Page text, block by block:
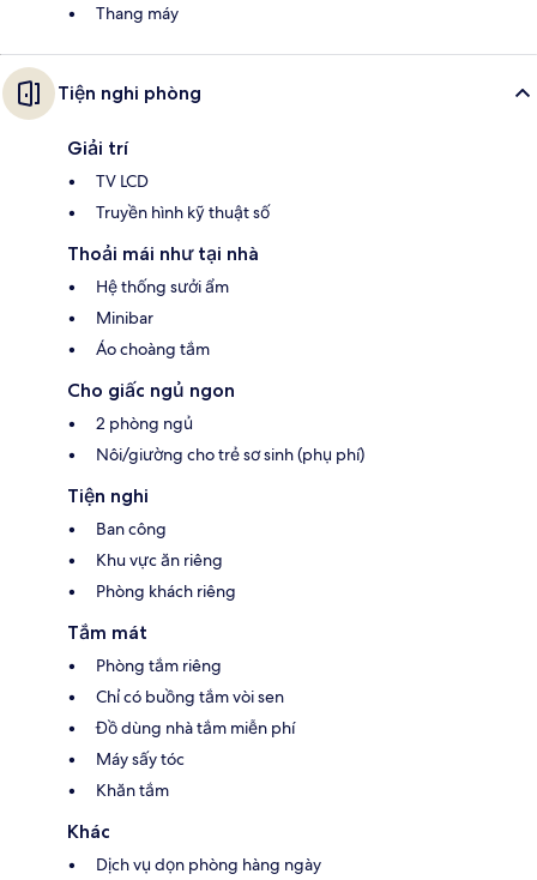
Thang máy
Tiện nghi phòng
Giải trí
TV LCD
Truyền hình kỹ thuật số
Thoải mái như tại nhà
Hệ thống sưởi ẩm
Minibar
Áo choàng tắm
Cho giấc ngủ ngon
2 phòng ngủ
Nôi/giường cho trẻ sơ sinh (phụ phí)
Tiện nghi
Ban công
Khu vực ăn riêng
Phòng khách riêng
Tắm mát
Phòng tắm riêng
Chỉ có buồng tắm vòi sen
Đồ dùng nhà tắm miễn phí
Máy sấy tóc
Khăn tắm
Khác
Dịch vụ dọn phòng hàng ngày